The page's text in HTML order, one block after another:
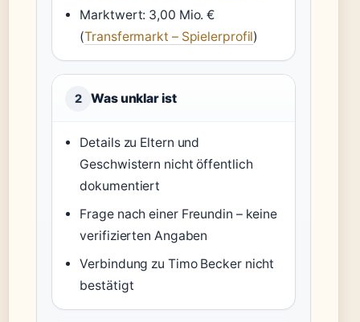
Marktwert: 3,00 Mio. €
(Transfermarkt – Spielerprofil)
2 Was unklar ist
Details zu Eltern und
Geschwistern nicht öffentlich
dokumentiert
Frage nach einer Freundin – keine
verifizierten Angaben
Verbindung zu Timo Becker nicht
bestätigt